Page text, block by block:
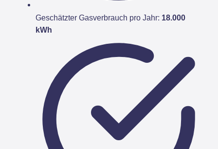
Geschätzter Gasverbrauch pro Jahr: 18.000
kWh